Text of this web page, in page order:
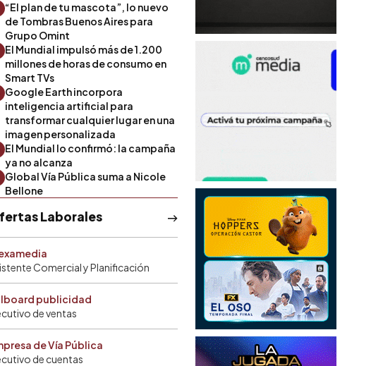
“El plan de tu mascota”, lo nuevo
de Tombras Buenos Aires para
Grupo Omint
El Mundial impulsó más de 1.200
millones de horas de consumo en
Smart TVs
Google Earth incorpora
inteligencia artificial para
transformar cualquier lugar en una
imagen personalizada
El Mundial lo confirmó: la campaña
ya no alcanza
Global Vía Pública suma a Nicole
Bellone
Laborales
Comercial y Planificación
publicidad
de ventas
de Vía Pública
de cuentas